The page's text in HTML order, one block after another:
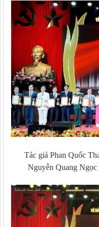
Tác giả Phan Quốc
Nguyễn Quang Ngọc